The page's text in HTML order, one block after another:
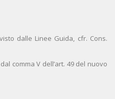
dalle Linee Guida, cfr. Cons.
comma V dell’art. 49 del nuovo